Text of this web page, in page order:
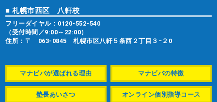
■ 札幌市西区 八軒校
フリーダイヤル： 0120-552-540
（受付時間／9:00～22:00）
住所：〒 063-0845 札幌市区八軒５条西２丁目３−２0
マナビバが選ばれる理由 マナビバの特徴
塾長あいさつ オンライン個別指導コース